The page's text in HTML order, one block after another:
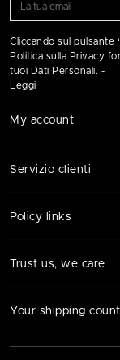
Cliccando sul pulsante
Politica sulla Privacy
tuoi Dati Personali. -
Leggi
My account
Servizio clienti
Policy links
Trust us, we care
Your shipping